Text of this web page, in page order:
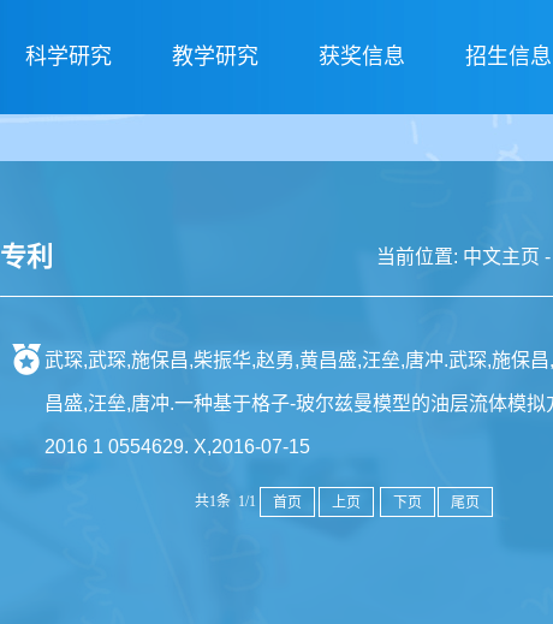
科学研究 教学研究 获奖信息 招生信息
专利 当前位置: 中文主页
武琛,武琛,施保昌,柴振华,赵勇,黄昌盛,汪垒,唐冲.武琛,施保
昌盛,汪垒,唐冲.一种基于格子-玻尔兹曼模型的油层流体模拟
2016 1 0554629. X,2016-07-15
共1条 1/1 首页 上页 下页 尾页